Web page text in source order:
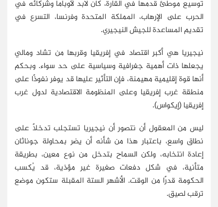
توسيع موطئ قدمها في القارة، كان لابد لأوباما وشركائه في
الحرب على الإرهاب، المملكة المتحدة وفرنسا، التسرع في
تقديم المساعدة للجيش النيجيري.
نيجيريا هي أكبر اقتصاد في إفريقيا وقربها من تشاد ومالي
يجعلها ذات أهمية جغرافية وسياسية على حد سواء. وبحكم
أنها قوة إقليمية مهيمنة، فإن التأثير عليها قد يوفر نفوذًا على
منطقة غرب إفريقيا وعلى المنظومة الاقتصادية لدول غرب
إفريقيا (إيكواس).
ليس من المعقول أن نتصور أن نيجيريا تستجلب تدخلاً على
نطاق واسع، باعتبار هذا من شأنه أن يضر بمحاولة جوناثان
إعادة انتخابه، ولكن السماح بتدخل من نوع معين، بطريقة
متأنية، في شكل دفعات صغيرة غير مؤذية، قد يُكسب
الحكومة قدرًا من الوقت. الأشهر الستة المقبلة ستكون موضع
ترقب لصيق.